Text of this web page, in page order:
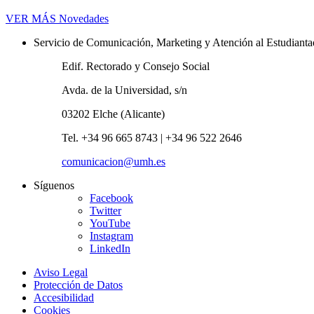
VER MÁS Novedades
Servicio de Comunicación, Marketing y Atención al
Edif. Rectorado y Consejo Social
Avda. de la Universidad, s/n
03202 Elche (Alicante)
Tel. +34 96 665 8743 | +34 96 522 2646
comunicacion@umh.es
Síguenos
Facebook
Twitter
YouTube
Instagram
LinkedIn
Aviso Legal
Protección de Datos
Accesibilidad
Cookies